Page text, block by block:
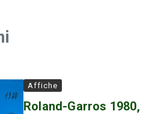
Affiche
Roland-Garros 1980,